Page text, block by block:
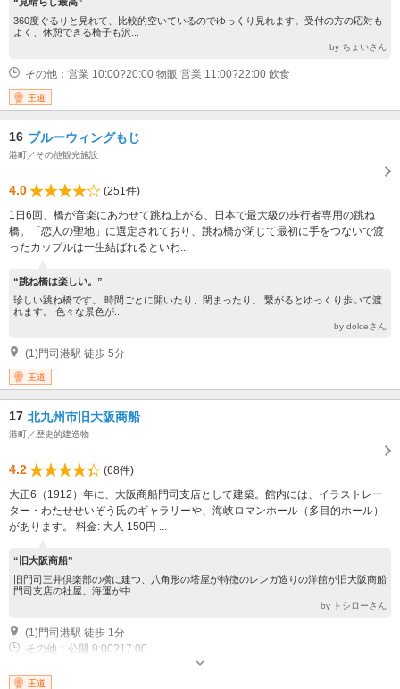
360度ぐるりと見れて、比較的空いているのでゆっくり見れます。受付の方の応対も
よく、休憩できる椅子も沢...
by ちょいさん
その他：営業 10:00?20:00 物販 営業 11:00?22:00 飲食
王道
16 ブルーウィングもじ
港町／その他観光施設
4.0
(251件)
1日6回、橋が音楽にあわせて跳ね上がる、日本で最大級の歩行者専用の跳ね
橋。「恋人の聖地」に選定されており、跳ね橋が閉じて最初に手をつないで渡
ったカップルは一生結ばれるといわ...
“跳ね橋は楽しい。”
珍しい跳ね橋です。 時間ごとに開いたり、閉まったり。 繋がるとゆっくり歩いて渡
れます。 色々な景色が...
by dolceさん
(1)門司港駅 徒歩 5分
王道
17 北九州市旧大阪商船
港町／歴史的建造物
4.2
(68件)
大正6（1912）年に、大阪商船門司支店として建築。館内には、イラストレー
ター・わたせせいぞう氏のギャラリーや、海峡ロマンホール（多目的ホール）
があります。 料金: 大人 150円 ...
“旧大阪商船”
旧門司三井倶楽部の横に建つ、八角形の塔屋が特徴のレンガ造りの洋館が旧大阪商船
門司支店の社屋。海運が中...
by トシローさん
(1)門司港駅 徒歩 1分
その他：公開 9:00?17:00
王道